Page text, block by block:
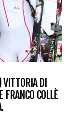
VITTORIA DI
COLLÈ